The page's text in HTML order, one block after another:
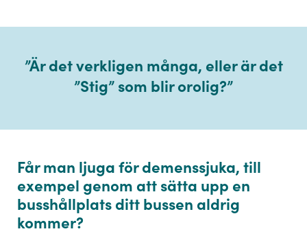
”Är det verkligen många, eller är det
”Stig” som blir orolig?”
Får man ljuga för demenssjuka, till
exempel genom att sätta upp en
busshållplats ditt bussen aldrig
kommer?